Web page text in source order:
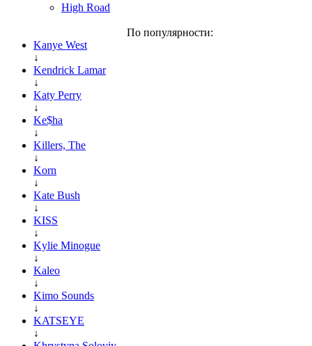
High Road
По популярности:
Kanye West
↓
Kendrick Lamar
↓
Katy Perry
↓
Ke$ha
↓
Killers, The
↓
Korn
↓
Kate Bush
↓
KISS
↓
Kylie Minogue
↓
Kaleo
↓
Kimo Sounds
↓
KATSEYE
↓